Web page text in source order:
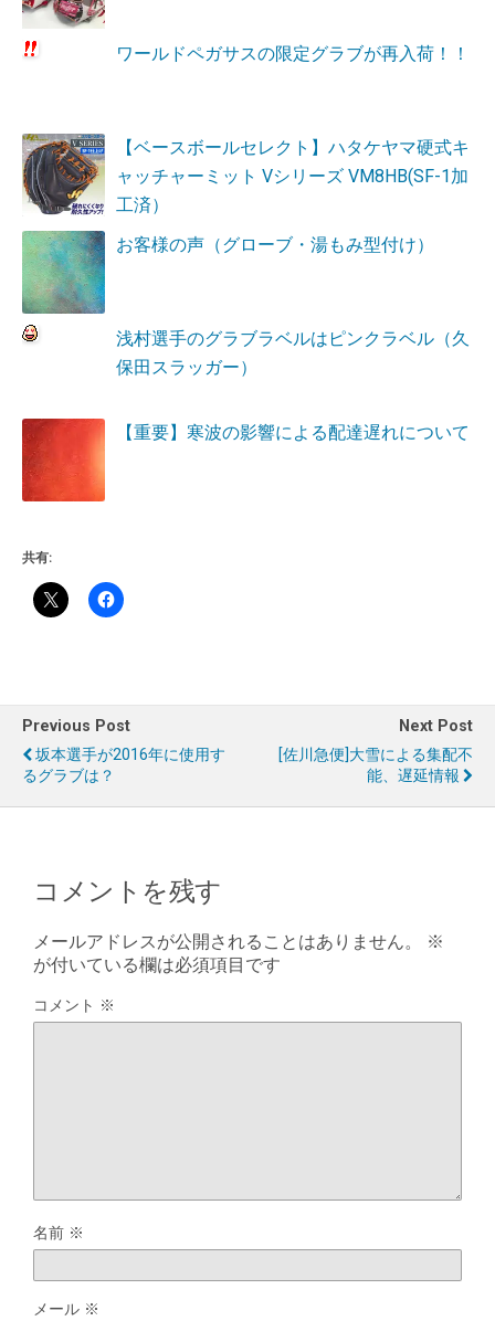
ワールドペガサスの限定グラブが再入荷！！
【ベースボールセレクト】ハタケヤマ硬式キ
ャッチャーミット Vシリーズ VM8HB(SF-1加
工済）
お客様の声（グローブ・湯もみ型付け）
浅村選手のグラブラベルはピンクラベル（久
保田スラッガー）
【重要】寒波の影響による配達遅れについて
共有:
Previous Post
坂本選手が2016年に使用す
るグラブは？
Next Post
[佐川急便]大雪による集配不
能、遅延情報
コメントを残す
メールアドレスが公開されることはありません。
※
が付いている欄は必須項目です
コメント ※
名前 ※
メール ※